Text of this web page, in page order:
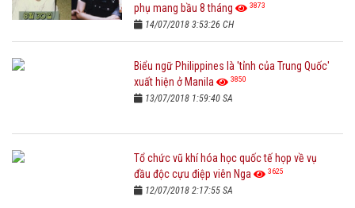
phụ mang bầu 8 tháng
3873
14/07/2018 3:53:26 CH
Biểu ngữ Philippines là 'tỉnh của Trung Quốc'
xuất hiện ở Manila
3850
13/07/2018 1:59:40 SA
Tổ chức vũ khí hóa học quốc tế họp về vụ
đầu độc cựu điệp viên Nga
3625
12/07/2018 2:17:55 SA